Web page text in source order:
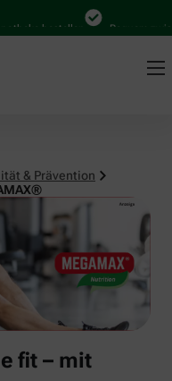
bestellen Bequem
& Prävention
fit – mit